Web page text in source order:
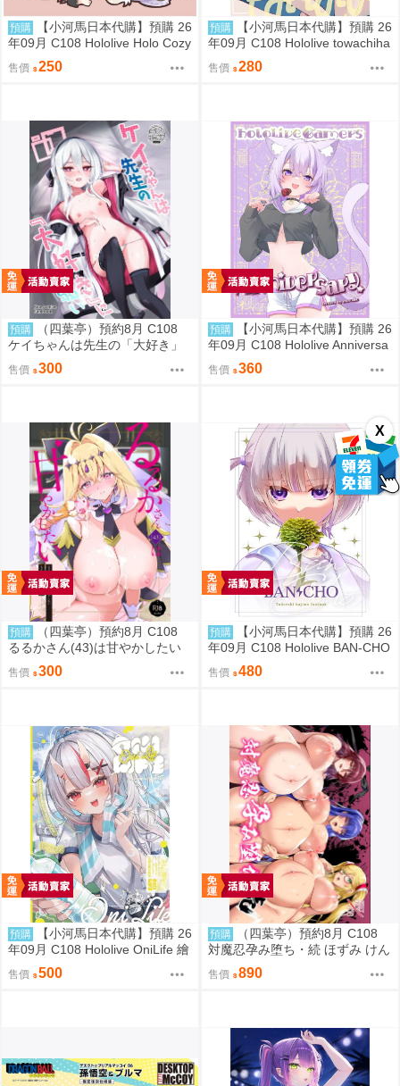
X
預購
【小河馬日本代購】預購 26
年09月 C108 Hololive Holo Cozy
Night 繪師:さめあんこ
售價 250
預購
【小河馬日本代購】預購 26
年09月 C108 Hololive towachiha
album2 繪師:柊シン
售價 280
預購
（四葉亭）預約8月 C108
ケイちゃんは先生の「大好き」
に弱い morito
售價 300
預購
【小河馬日本代購】預購 26
年09月 C108 Hololive Anniversa
ry 繪師:etomato
售價 360
預購
（四葉亭）預約8月 C108
るるかさん(43)は甘やかしたい
もずや紫
售價 300
預購
【小河馬日本代購】預購 26
年09月 C108 Hololive BAN-CHO
繪師:めりる こまひと
售價 480
預購
【小河馬日本代購】預購 26
年09月 C108 Hololive OniLife 繪
師:HAGE
售價 500
預購
（四葉亭）預約8月 C108
対魔忍孕み堕ち・続 ほずみ けん
じ
售價 890